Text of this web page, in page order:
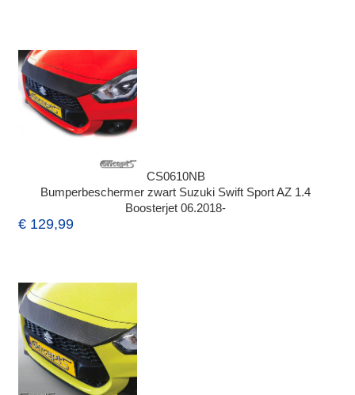
CS0610NB
Bumperbeschermer zwart Suzuki Swift Sport AZ 1.4
Boosterjet 06.2018-
€ 129,99